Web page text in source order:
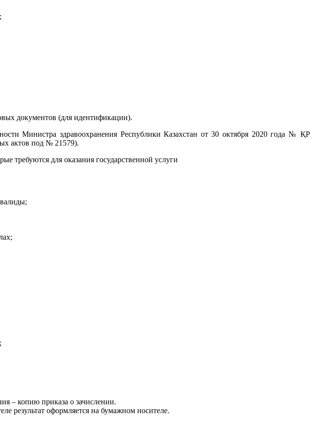
документов (для идентификации).
Министра здравоохранения Республики Казахстан от 30 октября 2020 года № ҚР
актов под № 21579).
требуются для оказания государственной услуги
– копию приказа о зачислении.
результат оформляется на бумажном носителе.